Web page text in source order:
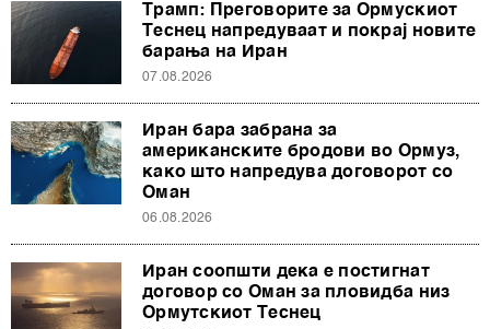
Трамп: Преговорите за Ормускиот
Теснец напредуваат и покрај новите
барања на Иран
07.08.2026
Иран бара забрана за
американските бродови во Ормуз,
како што напредува договорот со
Оман
06.08.2026
Иран соопшти дека е постигнат
договор со Оман за пловидба низ
Ормутскиот Теснец